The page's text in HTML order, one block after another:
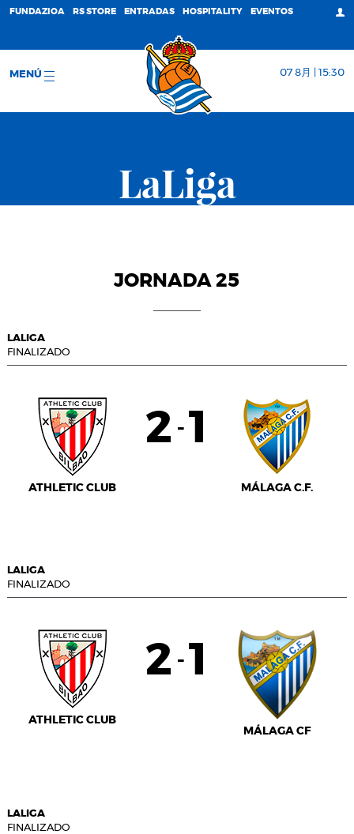
FUNDAZIOA RS STORE ENTRADAS HOSPITALITY EVENTOS
MENÚ 07 8月 | 15:30
LaLiga
JORNADA 25
LALIGA
FINALIZADO
ATHLETIC CLUB
2 - 1
MÁLAGA C.F.
LALIGA
FINALIZADO
ATHLETIC CLUB
2 - 1
MÁLAGA CF
LALIGA
FINALIZADO